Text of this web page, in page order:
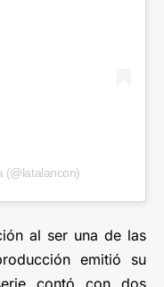
(@latalancon)
al ser una de las
emitió su